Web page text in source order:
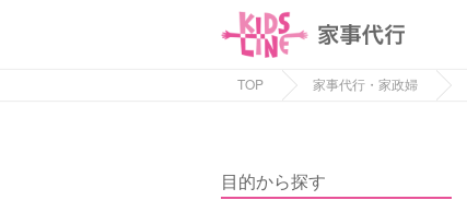
TOP 家事代行・家政婦
目的から探す